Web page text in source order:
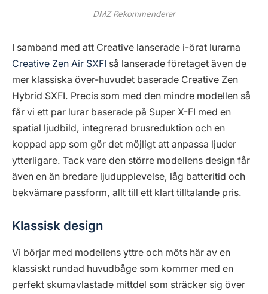
DMZ Rekommenderar
I samband med att Creative lanserade i-örat lurarna
Creative Zen Air SXFI så lanserade företaget även de
mer klassiska över-huvudet baserade Creative Zen
Hybrid SXFI. Precis som med den mindre modellen så
får vi ett par lurar baserade på Super X-FI med en
spatial ljudbild, integrerad brusreduktion och en
koppad app som gör det möjligt att anpassa ljuder
ytterligare. Tack vare den större modellens design får
även en än bredare ljudupplevelse, låg batteritid och
bekvämare passform, allt till ett klart tilltalande pris.
Klassisk design
Vi börjar med modellens yttre och möts här av en
klassiskt rundad huvudbåge som kommer med en
perfekt skumavlastade mittdel som sträcker sig över